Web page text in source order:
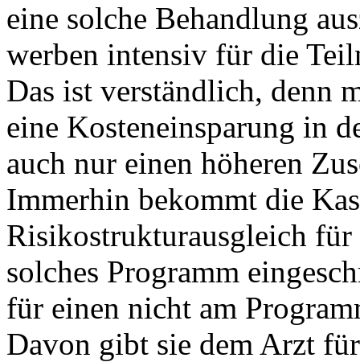
eine solche Behandlung
werben intensiv für die
Das ist verständlich, denn
eine Kosteneinsparung in
auch nur einen höheren
Immerhin bekommt die
Risikostrukturausgleich
solches Programm
für einen nicht am
Davon gibt sie dem Arzt